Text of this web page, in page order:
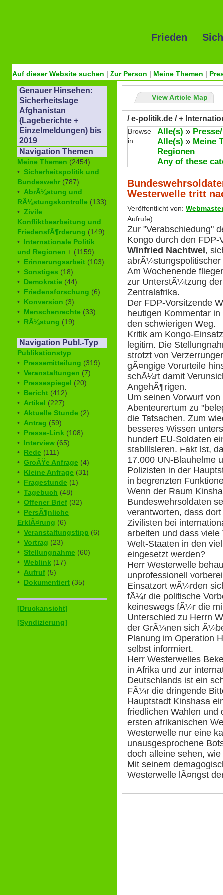
Frieden
Auf dieser Website suchen | Zur Person | Meine Themen |
Genauer Hinsehen:
Sicherheitslage
Afghanistan
(Lageberichte +
Einzelmeldungen) bis
2019
Navigation Themen
Meine Themen (2454)
• Sicherheitspolitik und
Bundeswehr (787)
• AbrÃ¼stung und
RÃ¼stungskontrolle (133)
• Zivile
Konfliktbearbeitung und
FriedensfÃ¶rderung (149)
• Internationale Politik
und Regionen + (1159)
• Erinnerungsarbeit (103)
• Sonstiges (18)
• Demokratie (44)
• Friedensforschung (6)
• Konversion (3)
• Menschenrechte (33)
• RÃ¼stung (19)
Navigation Publ.-Typ
Publikationstyp
• Pressemitteilung (319)
• Veranstaltungen (7)
• Pressespiegel (20)
• Bericht (412)
• Artikel (227)
• Aktuelle Stunde (2)
• Antrag (59)
• Presse-Link (108)
• Interview (65)
• Rede (111)
• GroÃŸe Anfrage (4)
• Kleine Anfrage (31)
• Fragestunde (1)
• Tagebuch (48)
• Offener Brief (32)
• PersÃ¶nliche
ErklÃ¤rung (6)
• Veranstaltungstipp (6)
• Vortrag (23)
• Stellungnahme (60)
• Weblink (17)
• Aufruf (5)
• Dokumentiert (35)
[Druckansicht]
[Syndizierung]
View Article Map
/ e-politik.de / +
Browse
in:
Alle(s) »
Alle(s) » Meine
Regionen
Any of these
Westerwelle tritt
Veröffentlicht von: Webmaster
Aufrufe)
Zur "Verabschiedung"
Kongo durch den FDP-
Winfried Nachtwei,
abrÃ¼stungspolitischer
Am Wochenende
zur UnterstÃ¼tzung
Zentralafrika.
Der FDP-Vorsitzende
heutigen Kommentar
den schwierigen Weg.
Kritik am Kongo-
legitim. Die
strotzt von
gÃ¤ngige Vorurteile
schÃ¼rt damit
AngehÃ¶rigen.
Um seinen Vorwurf
Abenteurertum zu
die Tatsachen. Zum
besseres Wissen
hundert EU-Soldaten
stabilisieren. Fakt ist,
17.000 UN-Blauhelme
Polizisten in der
in begrenzten
Wenn der Raum
Bundeswehrsoldaten
verantworten, dass
Zivilisten bei
arbeiten und dass viele
Welt-Staaten in den
eingesetzt werden?
Herr Westerwelle
unprofessionell
Einsatzort wÃ¼rden
fÃ¼r die politische
keineswegs fÃ¼r die
Unterschied zu Herrn
der GrÃ¼nen sich
Planung im Operation
selbst informiert.
Herr Westerwelles
in Afrika und zur
Deutschlands ist ein
FÃ¼r die dringende
Hauptstadt Kinshasa
friedlichen Wahlen
ersten afrikanischen
Westerwelle nur eine
unausgesprochene
doch alleine sehen,
Mit seinem
Westerwelle lÃ¤ngst